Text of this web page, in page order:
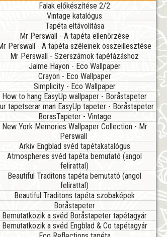
Falak előkészítése 2/2
Vintage katalógus
Tapéta eltávolítása
Mr Perswall - A tapéta ellenőrzése
Perswall - A tapéta széleinek összeillesztése
Mr Perswall - Szerszámok tapétázáshoz
Jaime Hayon - Eco Wallpaper
Crayon - Eco Wallpaper
Simplicity - Eco Wallpaper
How to hang EasyUp wallpaper - Boråstapeter
tapetserar man EasyUp tapeter - Boråstapeter
BorasTapeter - Vintage
New York Memories Wallpaper Collection - Mr
Perswall
Arkiv Engblad svéd tapétakatalógus
Atmospheres svéd tapéta bemutató (angol
felirattal)
Beautiful Traditons tapéta bemutató (angol
felirattal)
Beautiful Traditons tapéta szobaképek
Boråstapeter
Bemutatkozik a svéd Boråstapeter tapétagyár
Bemutatkozik a svéd Engblad & Co tapétagyár